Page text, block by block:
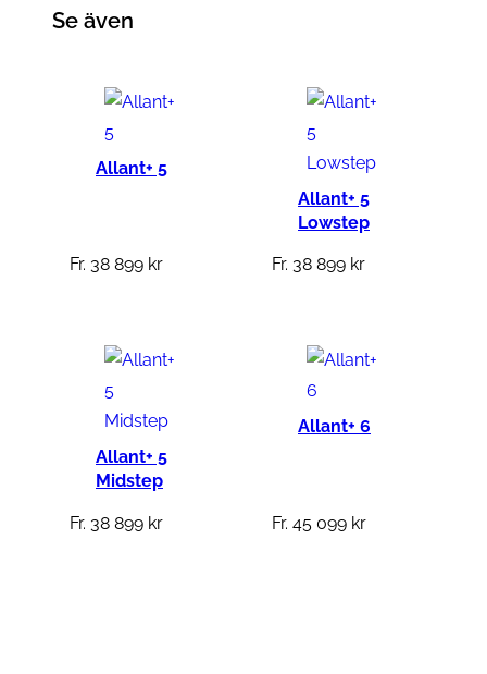
Se även
Allant+ 5
Fr. 38 899 kr
Allant+ 5
Lowstep
Fr. 38 899 kr
Allant+ 5
Midstep
Fr. 38 899 kr
Allant+ 6
Fr. 45 099 kr